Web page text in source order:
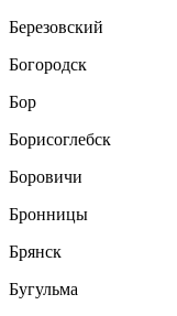
Березовский
Богородск
Бор
Борисоглебск
Боровичи
Бронницы
Брянск
Бугульма